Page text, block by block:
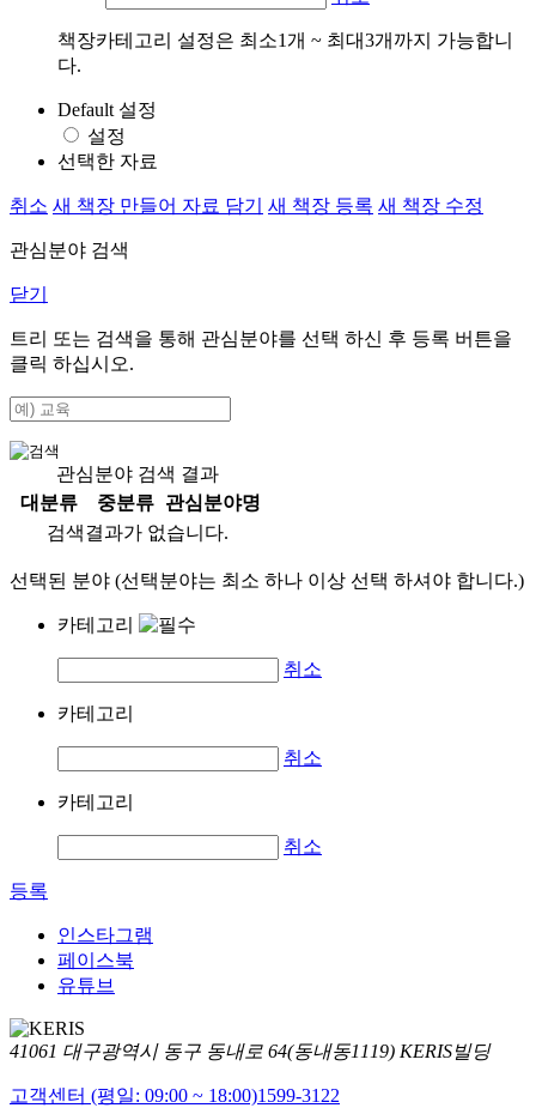
책장카테고리 설정은 최소1개 ~ 최대3개까지 가능합니
다.
Default 설정
설정
선택한 자료
취소 새 책장 만들어 자료 담기 새 책장 등록 새 책장 수정
관심분야 검색
닫기
트리 또는 검색을 통해 관심분야를 선택 하신 후 등록 버튼을
클릭 하십시오.
관심분야 검색 결과
대분류
중분류
관심분야명
검색결과가 없습니다.
선택된 분야 (선택분야는 최소 하나 이상 선택 하셔야 합니다.)
카테고리
취소
카테고리
취소
카테고리
취소
등록
인스타그램
페이스북
유튜브
41061 대구광역시 동구 동내로 64(동내동1119) KERIS빌딩
고객센터 (평일: 09:00 ~ 18:00)1599-3122